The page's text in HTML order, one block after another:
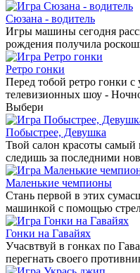
Сюзана - водитель
Игры машины сегодня
рождения получила
Ретро гонки
Перед тобой ретро гонки
телевизионных шоу -
Выбери
Побыстрее, Девушка
Твой салон красоты
следишь за последними
Маленькие чемпионы
Стань первой в этих
машинкой с помощью
Гонки на Гавайях
Учасвтвуй в гонках по
перегнать своего